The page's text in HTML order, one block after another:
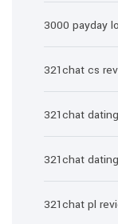
3000 payday
321chat cs
321chat
321chat
321chat pl